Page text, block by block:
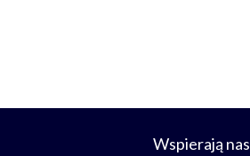
Wspierają nas